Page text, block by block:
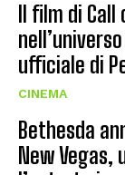
Il film di
ufficiale di
CINEMA
Bethesda
New Vegas,